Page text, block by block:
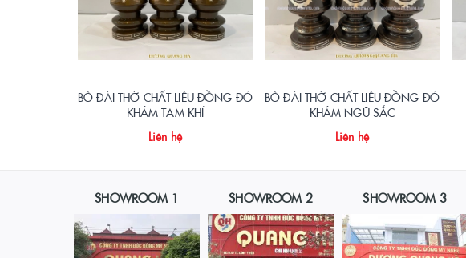
BỘ ĐÀI THỜ CHẤT LIỆU ĐỒNG ĐỎ
KHẢM TAM KHÍ
Liên hệ
BỘ ĐÀI THỜ CHẤT LIỆU ĐỒNG ĐỎ
KHẢM NGŨ SẮC
Liên hệ
SHOWROOM 1 SHOWROOM 2 SHOWROOM 3